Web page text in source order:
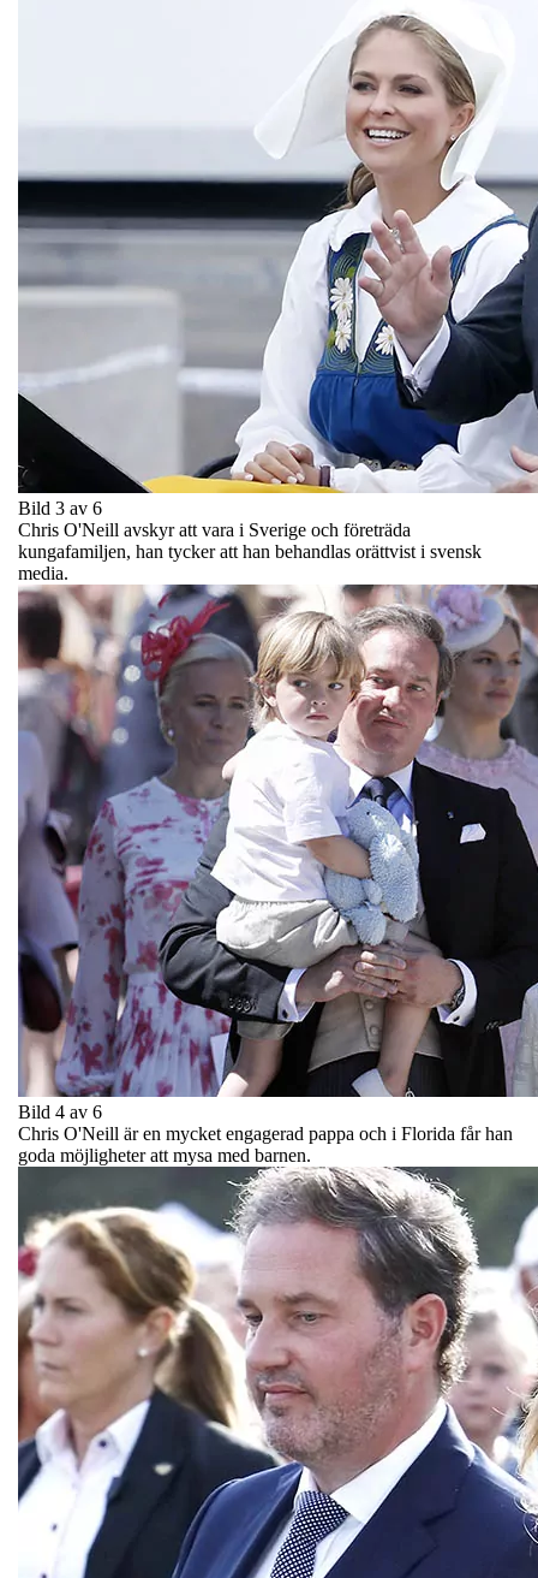
Bild 3 av 6
Chris O'Neill avskyr att vara i Sverige och företräda
kungafamiljen, han tycker att han behandlas orättvist i svensk
media.
Bild 4 av 6
Chris O'Neill är en mycket engagerad pappa och i Florida får han
goda möjligheter att mysa med barnen.